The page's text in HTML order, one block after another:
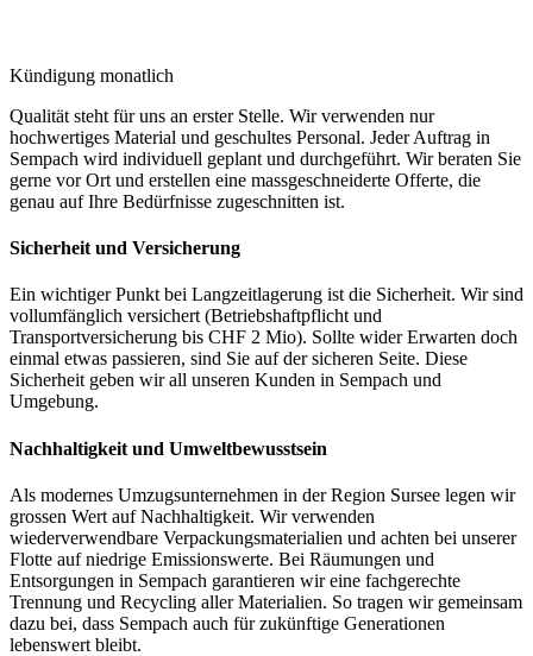
Kündigung monatlich
Qualität steht für uns an erster Stelle. Wir verwenden nur
hochwertiges Material und geschultes Personal. Jeder Auftrag in
Sempach wird individuell geplant und durchgeführt. Wir beraten Sie
gerne vor Ort und erstellen eine massgeschneiderte Offerte, die
genau auf Ihre Bedürfnisse zugeschnitten ist.
Sicherheit und Versicherung
Ein wichtiger Punkt bei Langzeitlagerung ist die Sicherheit. Wir sind
vollumfänglich versichert (Betriebshaftpflicht und
Transportversicherung bis CHF 2 Mio). Sollte wider Erwarten doch
einmal etwas passieren, sind Sie auf der sicheren Seite. Diese
Sicherheit geben wir all unseren Kunden in Sempach und
Umgebung.
Nachhaltigkeit und Umweltbewusstsein
Als modernes Umzugsunternehmen in der Region Sursee legen wir
grossen Wert auf Nachhaltigkeit. Wir verwenden
wiederverwendbare Verpackungsmaterialien und achten bei unserer
Flotte auf niedrige Emissionswerte. Bei Räumungen und
Entsorgungen in Sempach garantieren wir eine fachgerechte
Trennung und Recycling aller Materialien. So tragen wir gemeinsam
dazu bei, dass Sempach auch für zukünftige Generationen
lebenswert bleibt.